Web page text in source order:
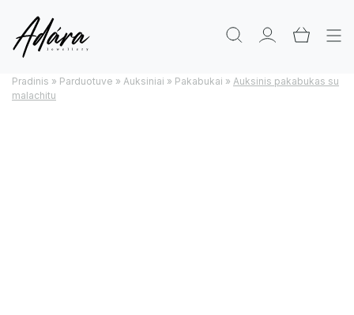
Pradinis » Parduotuve » Auksiniai » Pakabukai » Auksinis pakabukas su
malachitu